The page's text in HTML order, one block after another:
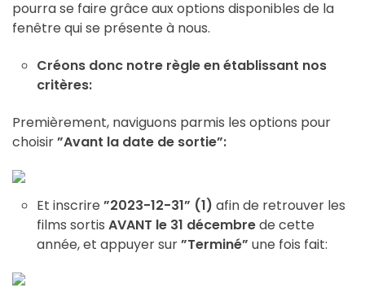
pourra se faire grâce aux options disponibles de la
fenêtre qui se présente à nous.
Créons donc notre règle en établissant nos
critères:
Premièrement, naviguons parmis les options pour
choisir”Avant la date de sortie”:
Et inscrire ”2023-12-31” (1) afin de retrouver les
films sortis AVANT le 31 décembrede cette
année, et appuyer sur”Terminé” une fois fait: